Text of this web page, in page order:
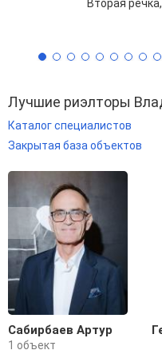
Вторая
Лучшие риэлторы
Каталог специалистов
Закрытая база объектов
Сабирбаев Артур
1 объект